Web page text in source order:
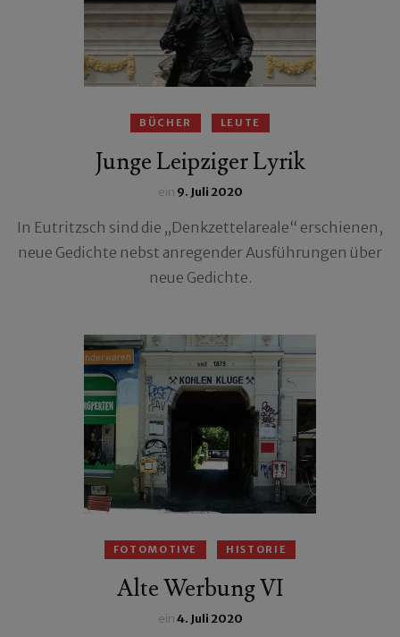
BÜCHER LEUTE
Junge Leipziger Lyrik
ein 9. Juli 2020
In Eutritzsch sind die „Denkzettelareale“ erschienen,
neue Gedichte nebst anregender Ausführungen über
neue Gedichte.
FOTOMOTIVE HISTORIE
Alte Werbung VI
ein4. Juli 2020